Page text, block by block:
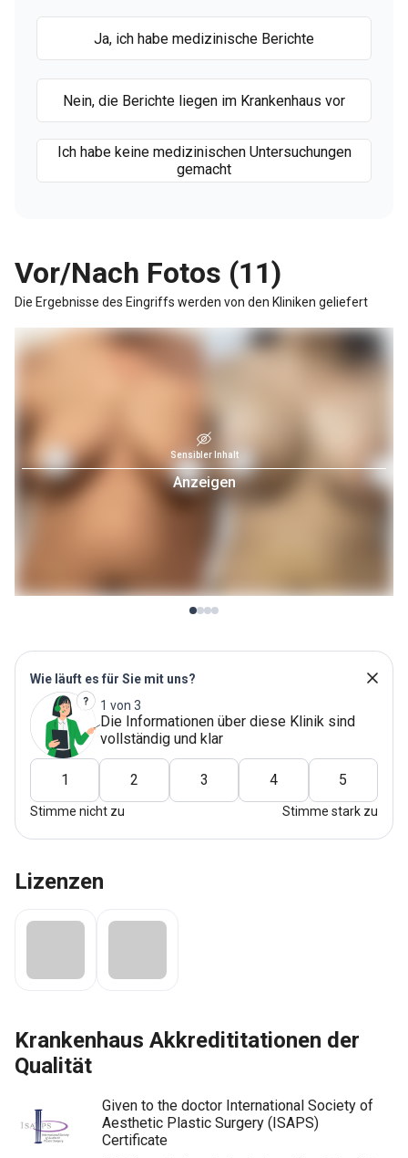
Ja, ich habe medizinische Berichte
Nein, die Berichte liegen im Krankenhaus vor
Ich habe keine medizinischen Untersuchungen
gemacht
Vor/Nach Fotos (11)
Die Ergebnisse des Eingriffs werden von den Kliniken geliefert
Sensibler Inhalt
Anzeigen
Wie läuft es für Sie mit uns?
1 von 3
Die Informationen über diese Klinik sind
vollständig und klar
1 2 3 4 5
Stimme nicht zu Stimme stark zu
Lizenzen
Krankenhaus Akkredititationen der
Qualität
Given to the doctor International Society of
Aesthetic Plastic Surgery (ISAPS)
Сertificate